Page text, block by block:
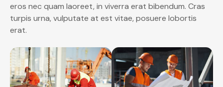
eros nec quam laoreet, in viverra erat bibendum. Cras
turpis urna, vulputate at est vitae, posuere lobortis
erat.